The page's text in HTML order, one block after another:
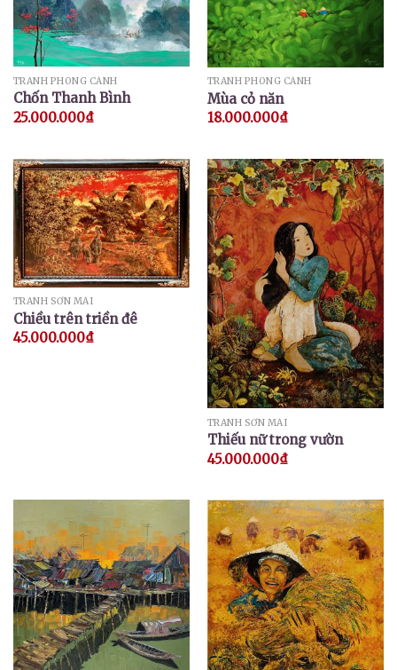
TRANH PHONG CẢNH
Chốn Thanh Bình
25.000.000₫
TRANH PHONG CẢNH
Mùa cỏ năn
18.000.000₫
TRANH SƠN MÀI
Chiều trên triền đê
45.000.000₫
TRANH SƠN MÀI
Thiếu nữ trong vườn
45.000.000₫